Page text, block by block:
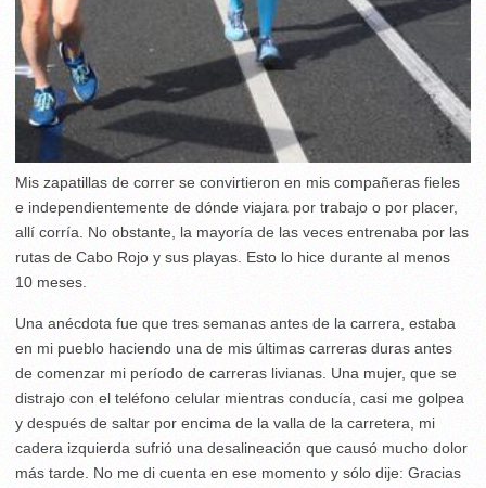
Mis zapatillas de correr se convirtieron en mis compañeras fieles
e independientemente de dónde viajara por trabajo o por placer,
allí corría. No obstante, la mayoría de las veces entrenaba por las
rutas de Cabo Rojo y sus playas. Esto lo hice durante al menos
10 meses.
Una anécdota fue que tres semanas antes de la carrera, estaba
en mi pueblo haciendo una de mis últimas carreras duras antes
de comenzar mi período de carreras livianas. Una mujer, que se
distrajo con el teléfono celular mientras conducía, casi me golpea
y después de saltar por encima de la valla de la carretera, mi
cadera izquierda sufrió una desalineación que causó mucho dolor
más tarde. No me di cuenta en ese momento y sólo dije: Gracias